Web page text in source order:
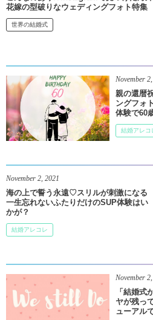
花嫁の型破りなウェディングフォト特集
世界の結婚式
November 2
親の還暦
ングフォ
体験で60
結婚アレコ
November 2, 2021
海の上で誓う永遠♡スリルが刺激になる
一生忘れないふたりだけのSUP体験はい
かが？
結婚アレコレ
November 2
「結婚式
ヤが残っ
ューアル